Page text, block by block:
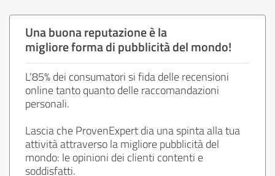
Una buona reputazione è la
migliore forma di pubblicità del mondo!
L'85% dei consumatori si fida delle recensioni
online tanto quanto delle raccomandazioni
personali.
Lascia che ProvenExpert dia una spinta alla tua
attività attraverso la migliore pubblicità del
mondo: le opinioni dei clienti contenti e
soddisfatti.